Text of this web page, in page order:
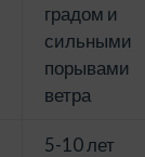
градом и
сильными
порывами
ветра
5-10 лет